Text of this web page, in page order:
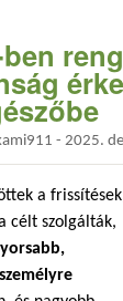
- 2025.
a
célt szolgálták,